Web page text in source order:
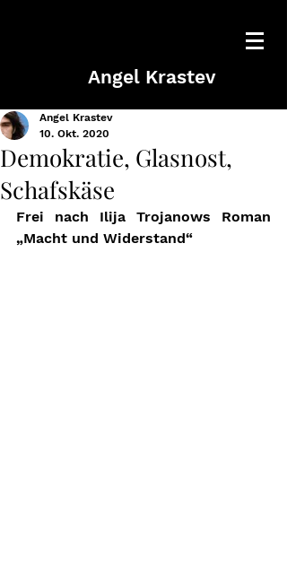
Angel Krastev
Demokratie, Glasnost,
Schafskäse
Angel Krastev
10. Okt. 2020
Frei nach Ilija Trojanows Roman
„Macht und Widerstand“